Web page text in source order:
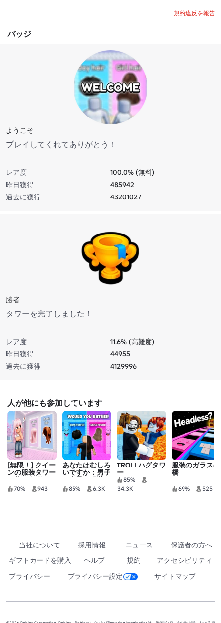
規約違反を報告
バッジ
ようこそ
プレイしてくれてありがとう！
レア度
100.0% (無料)
昨日獲得
485942
過去に獲得
43201027
勝者
タワーを完了しました！
レア度
11.6% (高難度)
昨日獲得
44955
過去に獲得
4129996
人が他にも参加しています
[無限！] クイー
ンの服装タワー
を作ろう 💖
70% 943
あなたはむしろ
いですか：男子
と女子の服装タ
ワー！
85% 6.3K
TROLLハグタワ
ー
85%
34.3K
服装のガラスの
橋
69% 525
当社について 採用情報 ニュース
保護者の方へ
ギフトカードを購入
ヘルプ 規約
アクセシビリティ
プライバシー
プライバシー設定 サイトマップ